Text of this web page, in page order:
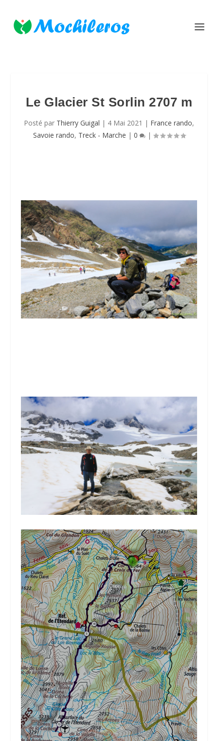
Le Glacier St Sorlin 2707 m
Posté par Thierry Guigal | 4 Mai 2021 | France rando,
Savoie rando, Treck - Marche | 0 |